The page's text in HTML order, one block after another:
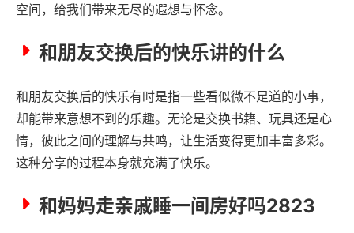
空间，给我们带来无尽的遐想与怀念。
和朋友交换后的快乐讲的什么
和朋友交换后的快乐有时是指一些看似微不足道的小事，
却能带来意想不到的乐趣。无论是交换书籍、玩具还是心
情，彼此之间的理解与共鸣，让生活变得更加丰富多彩。
这种分享的过程本身就充满了快乐。
和妈妈走亲戚睡一间房好吗2823